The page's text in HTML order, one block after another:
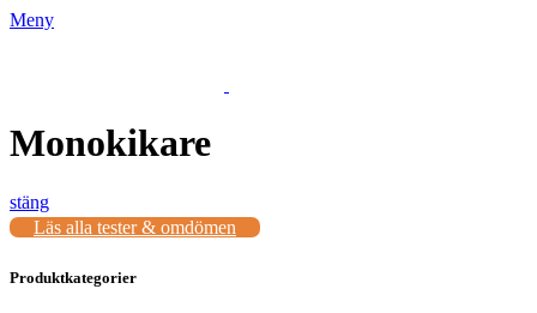
Meny
Monokikare
stäng
Läs alla tester & omdömen
Produktkategorier